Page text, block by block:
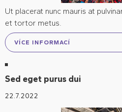
Ut placerat nunc mauris at
et tortor metus.
VÍCE INFORMACÍ
Sed eget purus dui
22.7.2022